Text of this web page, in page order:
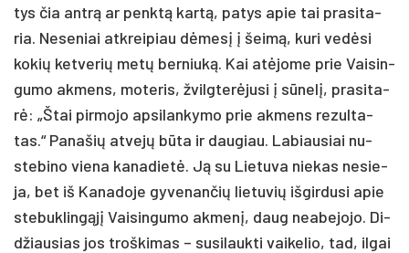
tys čia ant­rą ar penk­tą kar­tą, pa­tys apie tai pra­si­ta­
ria. Ne­se­niai at­krei­piau dė­me­sį į šei­mą, ku­ri ve­dė­si
ko­kių ket­ve­rių me­tų ber­niu­ką. Kai atė­jo­me prie Vai­sin­
gu­mo ak­mens, mo­te­ris, žvilg­te­rė­ju­si į sū­ne­lį, pra­si­ta­
rė: „Štai pir­mo­jo ap­si­lan­ky­mo prie ak­mens re­zul­ta­
tas.“ Pa­na­šių at­ve­jų bū­ta ir dau­giau. La­biau­siai nu­
ste­bi­no vie­na ka­na­die­tė. Ją su Lie­tu­va nie­kas ne­sie­
ja, bet iš Ka­na­do­je gy­ve­nan­čių lie­tu­vių iš­gir­du­si apie
ste­buk­lin­gą­jį Vai­sin­gu­mo ak­me­nį, daug nea­be­jo­jo. Di­
džiau­sias jos troš­ki­mas – su­si­lauk­ti vai­ke­lio, tad, il­gai